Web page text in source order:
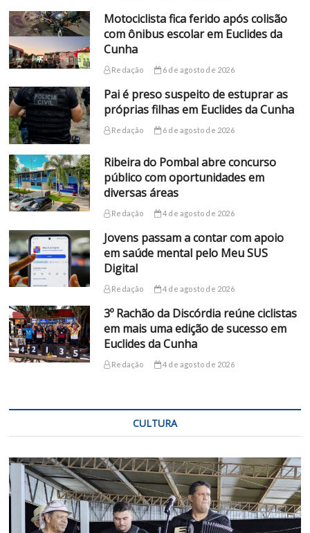
Motociclista fica ferido após colisão
com ônibus escolar em Euclides da
Cunha
Redação 6 de agosto de 2026
Pai é preso suspeito de estuprar as
próprias filhas em Euclides da Cunha
Redação 6 de agosto de 2026
Ribeira do Pombal abre concurso
público com oportunidades em
diversas áreas
Redação 4 de agosto de 2026
Jovens passam a contar com apoio
em saúde mental pelo Meu SUS
Digital
Redação 4 de agosto de 2026
3º Rachão da Discórdia reúne ciclistas
em mais uma edição de sucesso em
Euclides da Cunha
Redação 4 de agosto de 2026
CULTURA